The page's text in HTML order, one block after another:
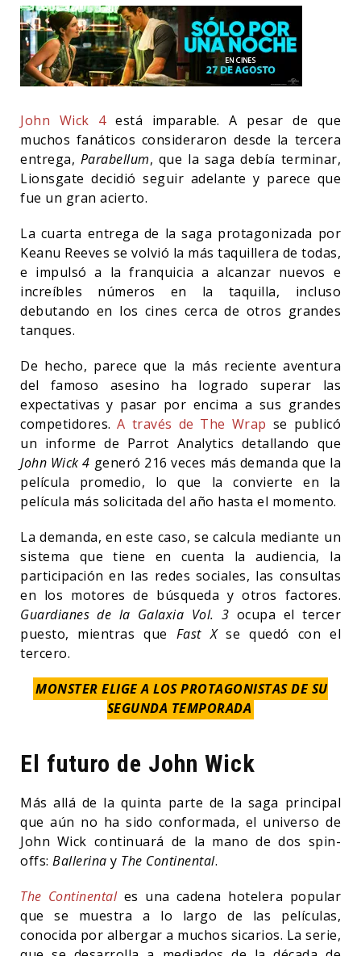
John Wick 4está imparable. A pesar de que
muchos fanáticos consideraron desde la tercera
entrega, Parabellum, que la saga debía terminar,
Lionsgate decidió seguir adelante y parece que
fue un gran acierto.
La cuarta entrega de la saga protagonizada por
Keanu Reeves se volvió la más taquillera de todas,
e impulsó a la franquicia a alcanzar nuevos e
increíbles números en la taquilla, incluso
debutando en los cines cerca de otros grandes
tanques.
De hecho, parece que la más reciente aventura
del famoso asesino ha logrado superar las
expectativas y pasar por encima a sus grandes
competidores.A través de The Wrap se publicó
un informe de Parrot Analytics detallando que
John Wick 4 generó 216 veces más demanda que la
película promedio, lo que la convierte en la
película más solicitada del año hasta el momento.
La demanda, en este caso, se calcula mediante un
sistema que tiene en cuenta la audiencia, la
participación en las redes sociales, las consultas
en los motores de búsqueda y otros factores.
Guardianes de la Galaxia Vol. 3 ocupa el tercer
puesto, mientras que Fast Xse quedó con el
tercero.
MONSTER ELIGE A LOS PROTAGONISTAS DE SU
SEGUNDA TEMPORADA
El futuro de John Wick
Más allá de la quinta parte de la saga principal
que aún no ha sido conformada, el universo de
John Wick continuará de la mano de dos spin-
offs: Ballerina y The Continental.
The Continentales una cadena hotelera popular
que se muestra a lo largo de las películas,
conocida por albergar a muchos sicarios. La serie,